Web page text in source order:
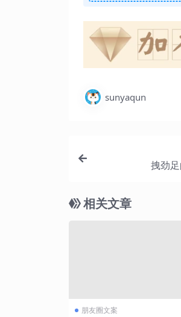
sunyaqun
拽劲
相关文章
朋友圈文案